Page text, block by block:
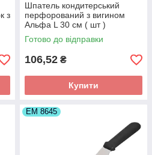
з
Шпатель кондитерський
перфорований з вигином
Альфа L 30 см ( шт )
Готово до відправки
106,52 ₴
Купити
ЕМ 8645